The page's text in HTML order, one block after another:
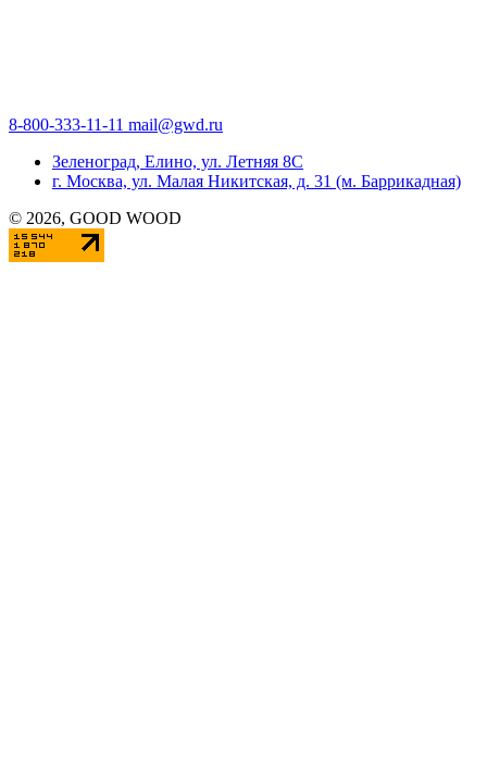
8-800-333-11-11 mail@gwd.ru
Зеленоград, Елино, ул. Летняя 8С
г. Москва, ул. Малая Никитская, д. 31 (м. Баррикадная)
© 2026, GOOD WOOD